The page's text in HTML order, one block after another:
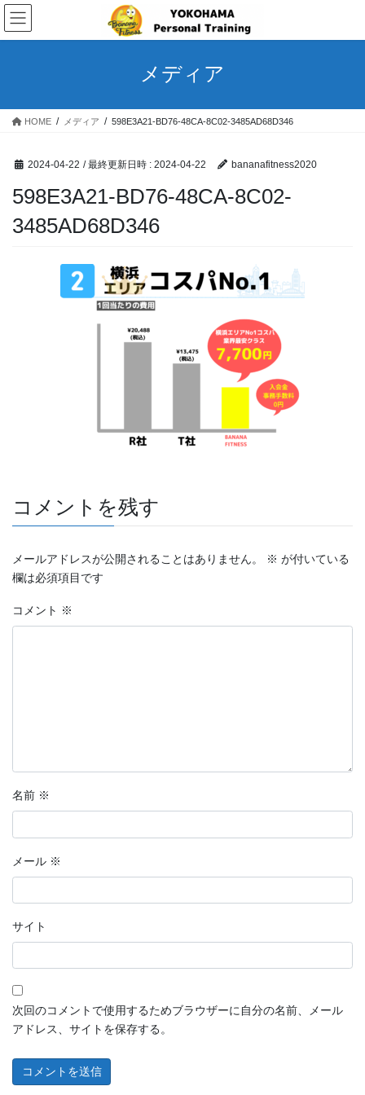
コ
ン
テ
ス
ナ
ビ
ゲ
ン
メディア
HOME メディア 598E3A21-BD76-48CA-8C02-3485AD68D346
2024-04-22 / 最終更新日時 : 2024-04-22 bananafitness2020
598E3A21-BD76-48CA-8C02-
3485AD68D346
コメントを残す
メールアドレスが公開されることはありません。 ※ が付いている
欄は必須項目です
コメント ※
名前 ※
メール ※
サイト
次回のコメントで使用するためブラウザーに自分の名前、メール
アドレス、サイトを保存する。